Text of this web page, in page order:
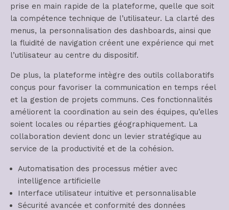
prise en main rapide de la plateforme, quelle que soit
la compétence technique de l’utilisateur. La clarté des
menus, la personnalisation des dashboards, ainsi que
la fluidité de navigation créent une expérience qui met
l’utilisateur au centre du dispositif.
De plus, la plateforme intègre des outils collaboratifs
conçus pour favoriser la communication en temps réel
et la gestion de projets communs. Ces fonctionnalités
améliorent la coordination au sein des équipes, qu’elles
soient locales ou réparties géographiquement. La
collaboration devient donc un levier stratégique au
service de la productivité et de la cohésion.
Automatisation des processus métier avec
intelligence artificielle
Interface utilisateur intuitive et personnalisable
Sécurité avancée et conformité des données